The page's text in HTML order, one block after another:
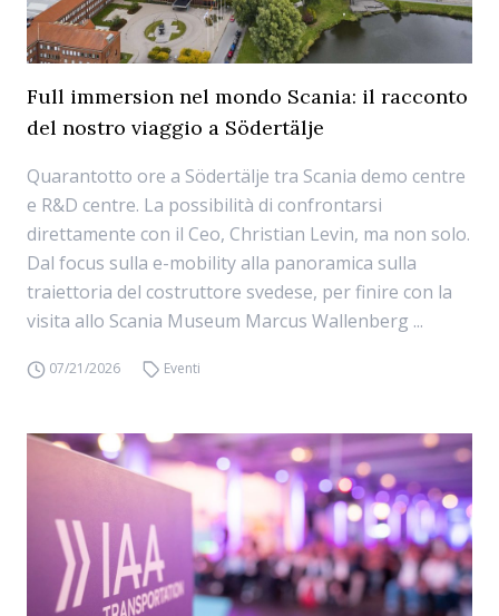
Full immersion nel mondo Scania: il racconto
del nostro viaggio a Södertälje
Quarantotto ore a Södertälje tra Scania demo centre
e R&D centre. La possibilità di confrontarsi
direttamente con il Ceo, Christian Levin, ma non solo.
Dal focus sulla e-mobility alla panoramica sulla
traiettoria del costruttore svedese, per finire con la
visita allo Scania Museum Marcus Wallenberg ...
07/21/2026 Eventi